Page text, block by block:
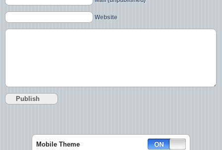
Website
Mobile Theme